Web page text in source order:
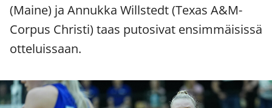
(Maine) ja Annukka Willstedt (Texas A&M-
Corpus Christi) taas putosivat ensimmäisissä
otteluissaan.